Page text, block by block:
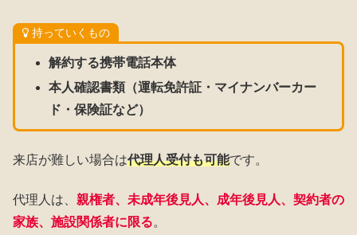
持っていくもの
解約する携帯電話本体
本人確認書類（運転免許証・マイナンバーカー
ド・保険証など）
来店が難しい場合は代理人受付も可能です。
代理人は、 親権者、未成年後見人、成年後見人、契約者の
家族、施設関係者に限る。